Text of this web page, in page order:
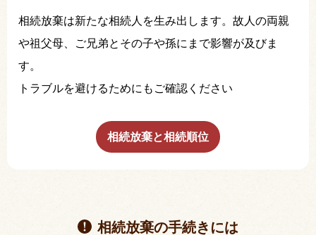
相続放棄は新たな相続人を生み出します。故人の両親
や祖父母、ご兄弟とその子や孫にまで影響が及びま
す。
トラブルを避けるためにもご確認ください
相続放棄と相続順位
相続放棄の手続きには